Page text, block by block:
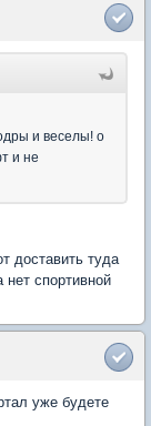
и веселы! о
и не
доставить туда
спортивной
уже будете